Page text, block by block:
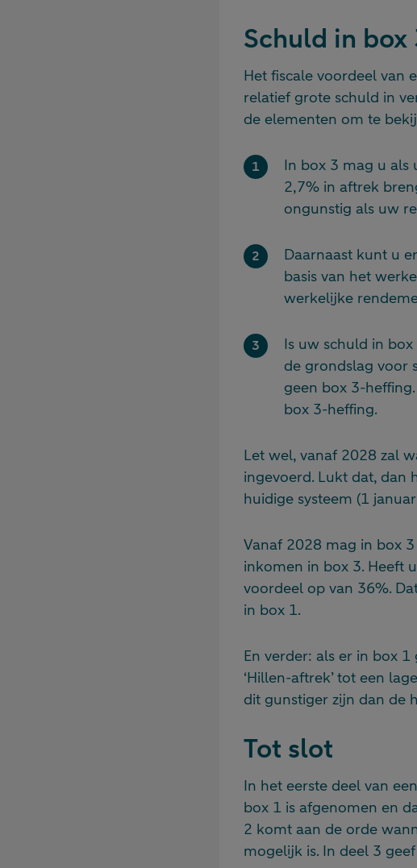
Schuld in box
Het fiscale voordeel van
relatief grote schuld in
de elementen om te
In box 3 mag u als
2,7% in aftrek
ongunstig als uw
Daarnaast kunt u
basis van het
werkelijke
Is uw schuld in
de grondslag voor
geen box 3-
box 3-heffing.
Let wel, vanaf 2028 zal
ingevoerd. Lukt dat, dan
huidige systeem (1
Vanaf 2028 mag in box
inkomen in box 3. Heeft
voordeel op van 36%.
in box 1.
En verder: als er in box
‘Hillen-aftrek’ tot een
dit gunstiger zijn dan de
Tot slot
In het eerste deel van
box 1 is afgenomen en
2 komt aan de orde
mogelijk is. In deel 3